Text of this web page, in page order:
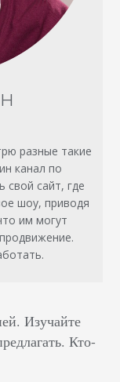
разные такие
канал по
свой сайт, где
шоу, приводя
им могут
Изучайте
Кто-